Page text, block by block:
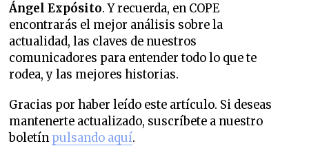
Ángel Expósito. Y recuerda, en COPE
encontrarás el mejor análisis sobre la
actualidad, las claves de nuestros
comunicadores para entender todo lo que te
rodea, y las mejores historias.
Gracias por haber leído este artículo. Si deseas
mantenerte actualizado, suscríbete a nuestro
boletín pulsando aquí.